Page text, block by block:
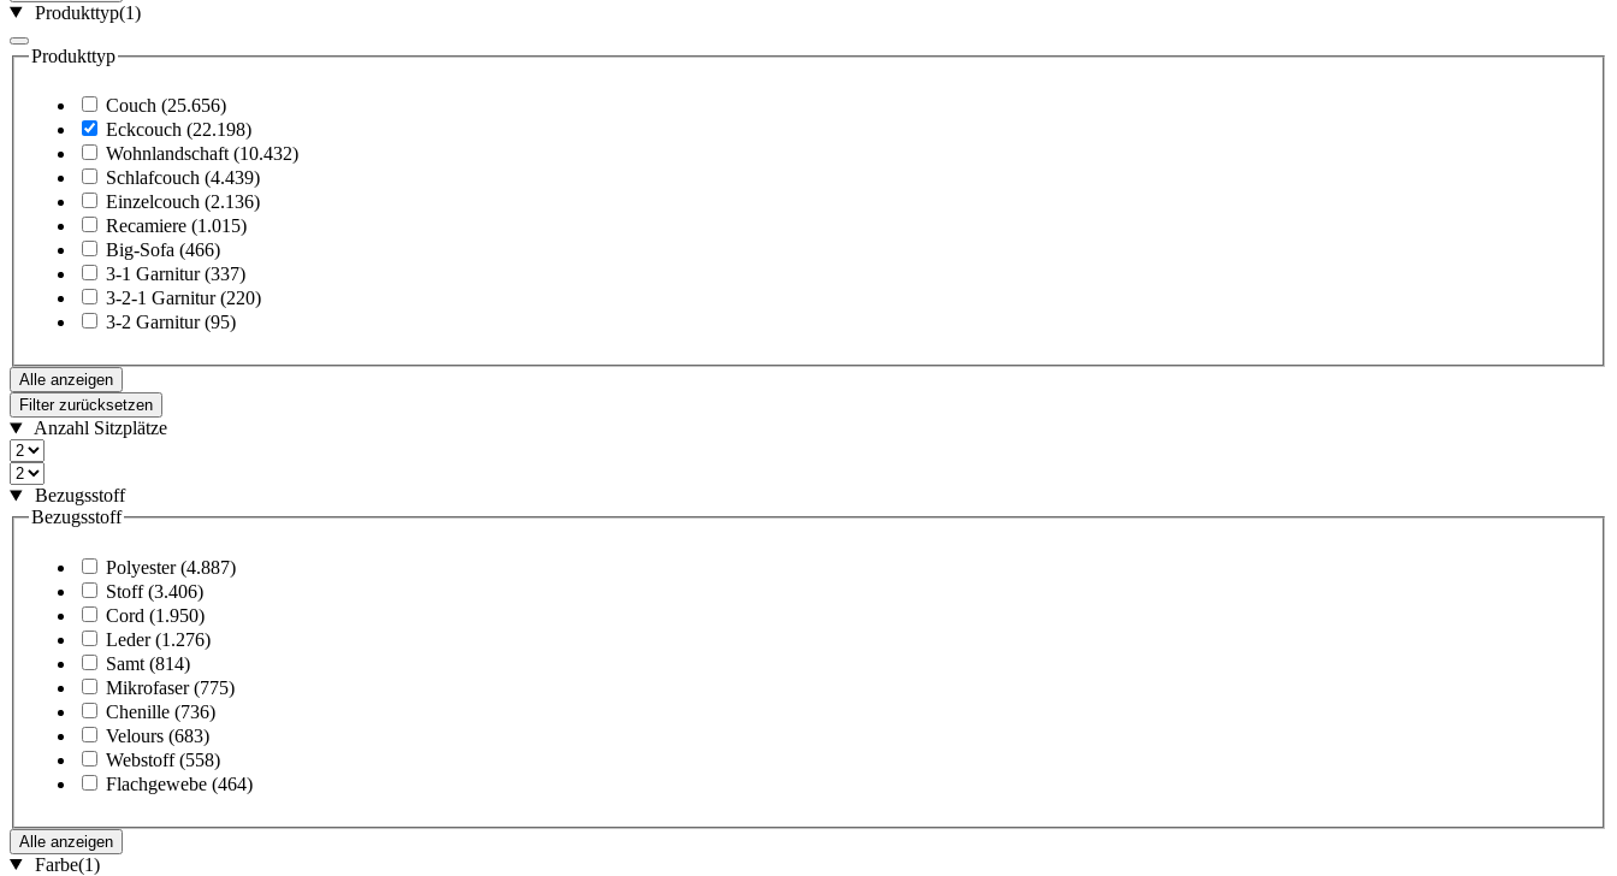
Produkttyp(1)
Produkttyp
Couch (25.656)
Eckcouch (22.198)
Wohnlandschaft (10.432)
Schlafcouch (4.439)
Einzelcouch (2.136)
Recamiere (1.015)
Big-Sofa (466)
3-1 Garnitur (337)
3-2-1 Garnitur (220)
3-2 Garnitur (95)
Alle anzeigen
Filter zurücksetzen
Anzahl Sitzplätze
Bezugsstoff
Bezugsstoff
Polyester (4.887)
Stoff (3.406)
Cord (1.950)
Leder (1.276)
Samt (814)
Mikrofaser (775)
Chenille (736)
Velours (683)
Webstoff (558)
Flachgewebe (464)
Alle anzeigen
Farbe(1)